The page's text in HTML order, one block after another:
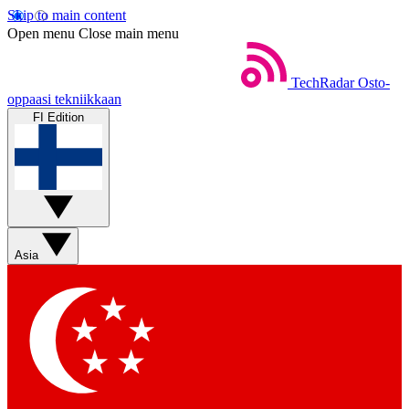
Skip to main content
Open menu Close main menu
TechRadar Osto-
oppaasi tekniikkaan
FI Edition
Asia